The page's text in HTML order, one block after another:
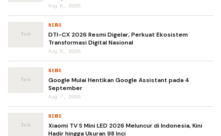
Aug 6, 2026
NEWS
DTI-CX 2026 Resmi Digelar, Perkuat Ekosistem
Transformasi Digital Nasional
Aug 5, 2026
NEWS
Google Mulai Hentikan Google Assistant pada 4
September
Aug 7, 2026
NEWS
Xiaomi TV S Mini LED 2026 Meluncur di Indonesia, Kini
Hadir hingga Ukuran 98 Inci